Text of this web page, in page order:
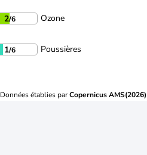
2/6 Ozone
1/6 Poussières
Données établies parCopernicus AMS(2026)